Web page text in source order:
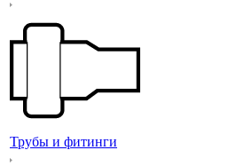
Трубы и фитинги